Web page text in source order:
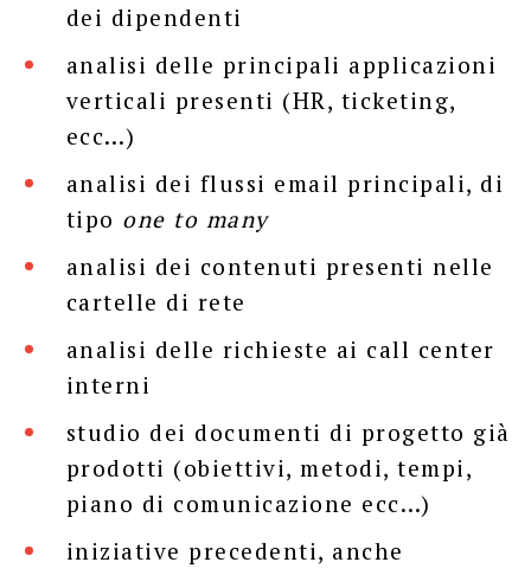
dei dipendenti
analisi delle principali applicazioni
verticali presenti (HR, ticketing,
ecc…)
analisi dei flussi email principali, di
tipo one to many
analisi dei contenuti presenti nelle
cartelle di rete
analisi delle richieste ai call center
interni
studio dei documenti di progetto già
prodotti (obiettivi, metodi, tempi,
piano di comunicazione ecc…)
iniziative precedenti, anche